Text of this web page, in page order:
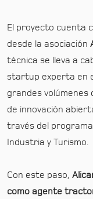
El proyecto cuenta
desde la asociación
técnica se lleva a
startup experta en
grandes volúmenes
de innovación
través del programa
Industria y Turismo.
Con este paso,
como agente